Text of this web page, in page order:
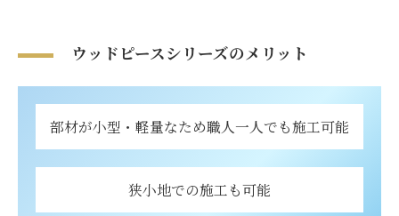
ウッドピースシリーズのメリット
部材が小型・軽量なため職人一人でも施工可能
狭小地での施工も可能